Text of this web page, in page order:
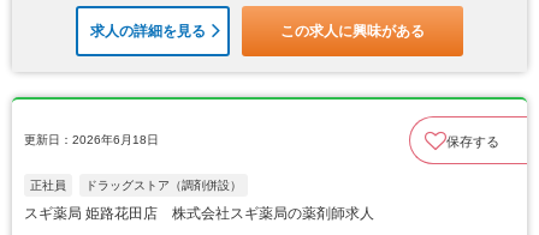
求人の詳細を見る この求人に興味がある
更新日：2026年6月18日 保存する
正社員 ドラッグストア（調剤併設）
スギ薬局 姫路花田店 株式会社スギ薬局の薬剤師求人